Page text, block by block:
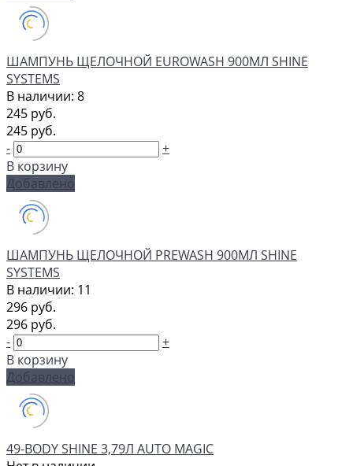
ШАМПУНЬ ЩЕЛОЧНОЙ EUROWASH 900МЛ SHINE
SYSTEMS
В наличии: 8
245 руб.
245 руб.
-
+
В корзину
Добавлено
ШАМПУНЬ ЩЕЛОЧНОЙ PREWASH 900МЛ SHINE
SYSTEMS
В наличии: 11
296 руб.
296 руб.
-
+
В корзину
Добавлено
49-BODY SHINE 3,79Л AUTO MAGIC